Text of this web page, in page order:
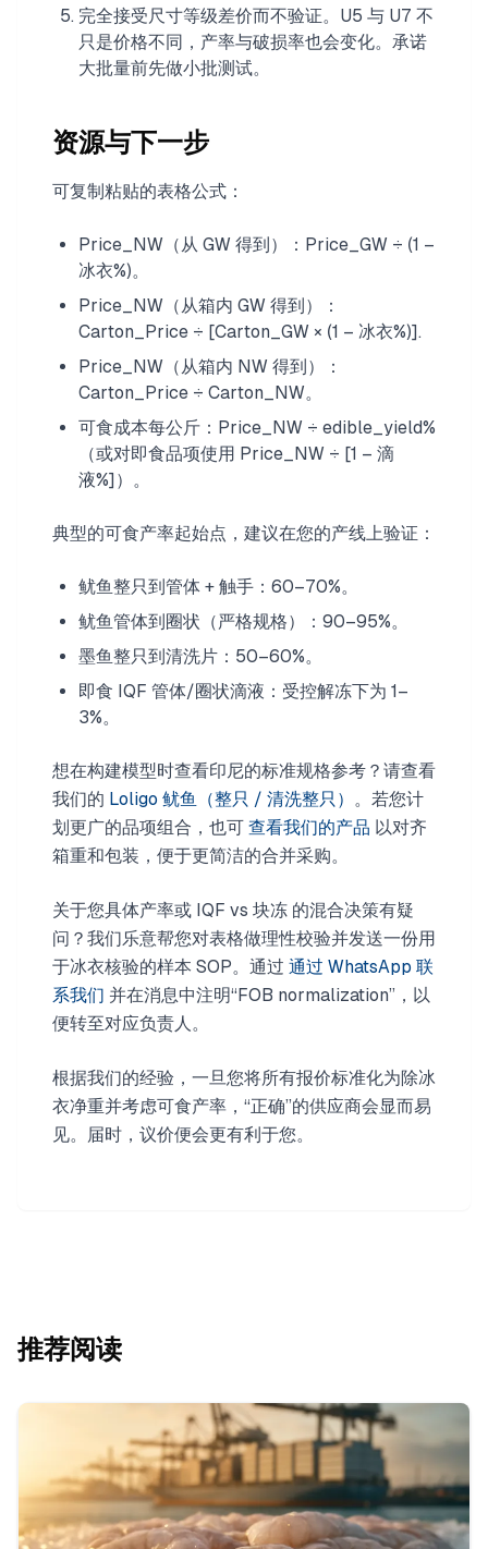
完全接受尺寸等级差价而不验证。U5 与 U7 不
只是价格不同，产率与破损率也会变化。承诺
大批量前先做小批测试。
资源与下一步
可复制粘贴的表格公式：
Price_NW（从 GW 得到）：Price_GW ÷ (1 –
冰衣%)。
Price_NW（从箱内 GW 得到）：
Carton_Price ÷ [Carton_GW × (1 – 冰衣%)].
Price_NW（从箱内 NW 得到）：
Carton_Price ÷ Carton_NW。
可食成本每公斤：Price_NW ÷ edible_yield%
（或对即食品项使用 Price_NW ÷ [1 – 滴
液%]）。
典型的可食产率起始点，建议在您的产线上验证：
鱿鱼整只到管体 + 触手：60–70%。
鱿鱼管体到圈状（严格规格）：90–95%。
墨鱼整只到清洗片：50–60%。
即食 IQF 管体/圈状滴液：受控解冻下为 1–
3%。
想在构建模型时查看印尼的标准规格参考？请查看
我们的 Loligo 鱿鱼（整只 / 清洗整只）
。若您计
划更广的品项组合，也可 查看我们的产品 以对齐
箱重和包装，便于更简洁的合并采购。
关于您具体产率或 IQF vs 块冻 的混合决策有疑
问？我们乐意帮您对表格做理性校验并发送一份用
于冰衣核验的样本 SOP。通过 通过 WhatsApp 联
系我们 并在消息中注明“FOB normalization”，以
便转至对应负责人。
根据我们的经验，一旦您将所有报价标准化为除冰
衣净重并考虑可食产率，“正确”的供应商会显而易
见。届时，议价便会更有利于您。
推荐阅读